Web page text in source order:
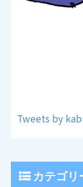
Tweets by
カテゴリ